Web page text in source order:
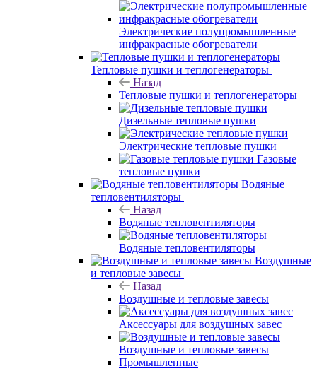
Электрические полупромышленные
инфракрасные обогреватели
Тепловые пушки и теплогенераторы
Назад
Тепловые пушки и теплогенераторы
Дизельные тепловые пушки
Электрические тепловые пушки
Газовые
тепловые пушки
Водяные
тепловентиляторы
Назад
Водяные тепловентиляторы
Водяные тепловентиляторы
Воздушные
и тепловые завесы
Назад
Воздушные и тепловые завесы
Аксессуары для воздушных завес
Воздушные и тепловые завесы
Промышленные